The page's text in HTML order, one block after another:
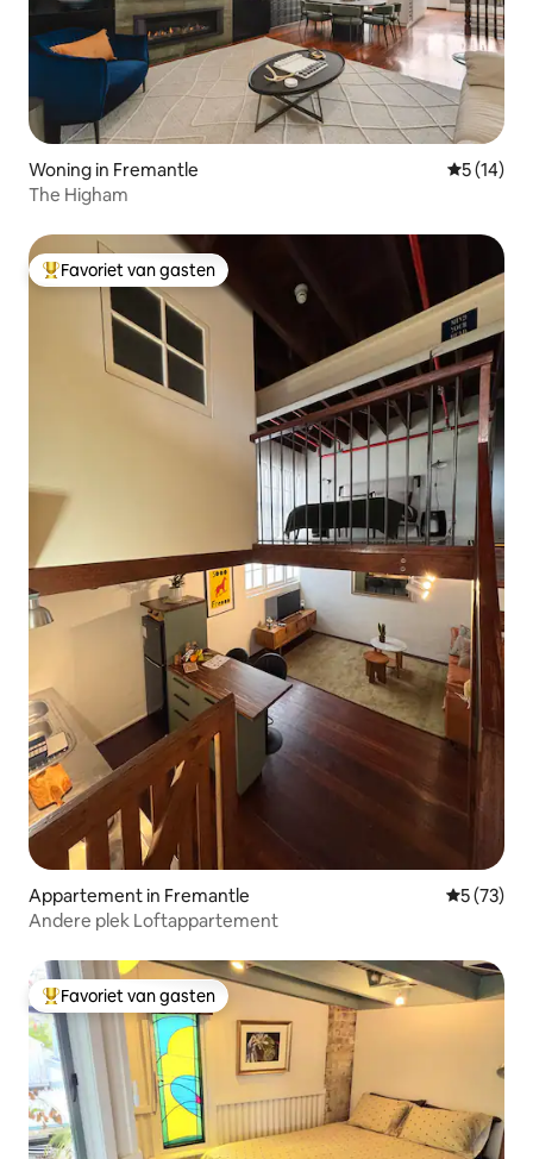
Woning in Fremantle
5 (14)
The Higham
Topfavoriet van gasten
Favoriet van gasten
Appartement in Fremantle
5 (73)
Andere plek Loftappartement
Topfavoriet van gasten
Favoriet van gasten